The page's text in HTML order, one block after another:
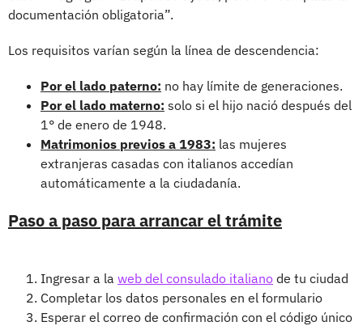
documentación obligatoria”.
Los requisitos varían según la línea de descendencia:
Por el lado paterno: no hay límite de generaciones.
Por el lado materno: solo si el hijo nació después del
1° de enero de 1948.
Matrimonios previos a 1983: las mujeres
extranjeras casadas con italianos accedían
automáticamente a la ciudadanía.
Paso a paso para arrancar el trámite
Ingresar a la web del consulado italiano de tu ciudad
Completar los datos personales en el formulario
Esperar el correo de confirmación con el código único